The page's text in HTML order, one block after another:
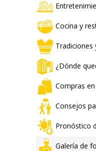
Cocina y
Tradiciones
¿Dónde
Compras
Consejos
Pronóstico
Galería de